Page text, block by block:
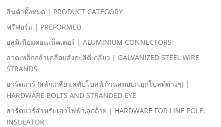
สินค้าทั้งหมด | PRODUCT CATEGORY
ฟรีฟอร์ม | PREFORMED
อลูมิเนียมคอนเน็คเตอร์ | ALUMINIUM CONNECTORS
ลวดเหล็กกล้าเคลือบสังกะสีตีเกลียว | GALVANIZED STEEL WIRE
STRANDS
ฮาร์ดแวร์ (สลักเกลียว,สตับโบลท์,ก้านสมอบก,ฮุกโบลท์ต่างๆ) |
HARDWARE BOLTS AND STRANDED EYE
ฮาร์ดแวร์สําหรับเสาไฟฟ้า,ลูกถ้วย | HARDWARE FOR LINE POLE,
INSULATOR